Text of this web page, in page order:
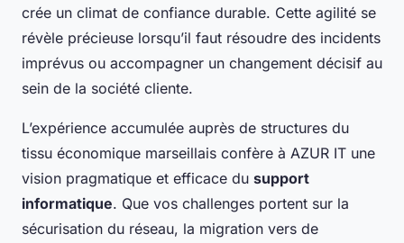
crée un climat de confiance durable. Cette agilité se
révèle précieuse lorsqu’il faut résoudre des incidents
imprévus ou accompagner un changement décisif au
sein de la société cliente.
L’expérience accumulée auprès de structures du
tissu économique marseillais confère à AZUR IT une
vision pragmatique et efficace du support
informatique. Que vos challenges portent sur la
sécurisation du réseau, la migration vers de